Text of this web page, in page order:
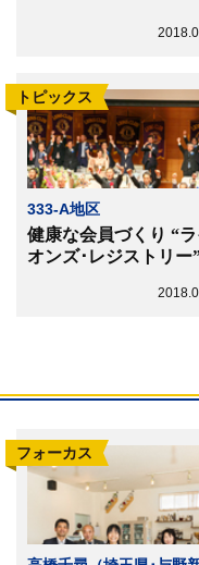
トピックス
333-A地区
健康な会員づくり “ラ
オンズ･レジストリー
フォーカス